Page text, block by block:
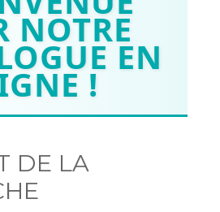
NOTRE
EN
!
DE LA